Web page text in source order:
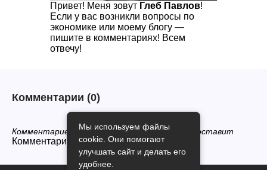
Привет! Меня зовут Глеб Павлов!
Если у вас возникли вопросы по
экономике или моему блогу —
пишите в комментариях! Всем
отвечу!
Комментарии (0)
Комментариев нет, будьте первым кто его оставит
Комментарии закрыты.
Мы используем файлы
cookie. Они помогают
улучшать сайт и делать его
удобнее.